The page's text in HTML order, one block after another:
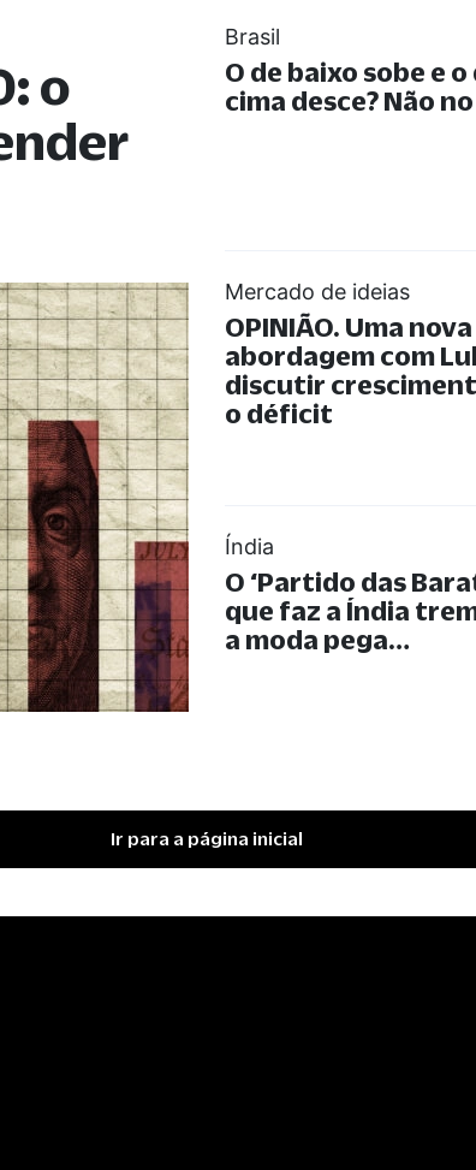
o
Brasil
O de baixo sobe e o
cima desce? Não
Mercado de ideias
OPINIÃO. Uma nova
abordagem com
discutir
o déficit
Índia
O ‘Partido das
que faz a Índia
a moda pega…
Ir para a página inicial